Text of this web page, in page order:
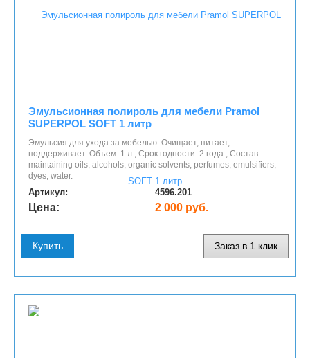
Эмульсионная полироль для мебели Pramol
SUPERPOL SOFT 1 литр
Эмульсия для ухода за мебелью. Очищает, питает,
поддерживает. Объем: 1 л., Срок годности: 2 года., Состав:
maintaining oils, alcohols, organic solvents, perfumes, emulsifiers,
dyes, water.
Артикул: 4596.201
Цена: 2 000 руб.
Купить Заказ в 1 клик